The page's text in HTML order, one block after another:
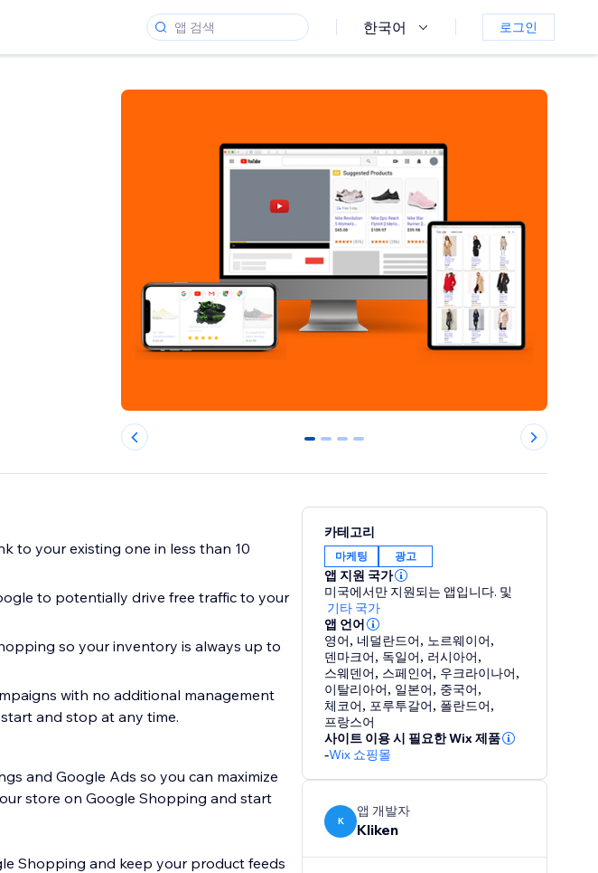
한국어 로그인
0 1 2 3
to your existing one in less than 10
to potentially drive free traffic to your
so your inventory is always up to
with no additional management
and stop at any time.
and Google Ads so you can maximize
store on Google Shopping and start
카테고리
마케팅 광고
앱 지원 국가
미국에서만 지원되는 앱입니다. 및
기타 국가
앱 언어
영어, 네덜란드어, 노르웨이어,
덴마크어, 독일어, 러시아어,
스웨덴어, 스페인어, 우크라이나어,
이탈리아어, 일본어, 중국어,
체코어, 포루투갈어, 폴란드어,
프랑스어
사이트 이용 시 필요한 Wix 제품
-Wix 쇼핑몰
K
앱 개발자
Kliken